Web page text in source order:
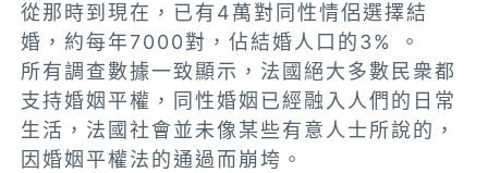
從那時到現在，已有4萬對同性情侶選擇結
婚，約每年7000對，佔結婚人口的3% 。
所有調查數據一致顯示，法國絕大多數民衆都
支持婚姻平權，同性婚姻已經融入人們的日常
生活，法國社會並未像某些有意人士所說的，
因婚姻平權法的通過而崩垮。